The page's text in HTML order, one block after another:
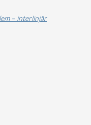
– interlinjär